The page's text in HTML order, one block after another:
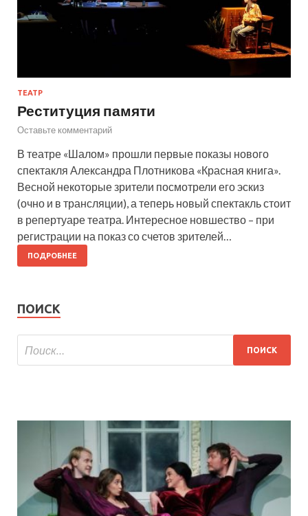
ТЕАТР
Реституция памяти
Оставьте комментарий
В театре «Шалом» прошли первые показы нового
спектакля Александра Плотникова «Красная книга».
Весной некоторые зрители посмотрели его эскиз
(очно и в трансляции), а теперь новый спектакль стоит
в репертуаре театра. Интересное новшество – при
регистрации на показ со счетов зрителей…
ПОДРОБНЕЕ
ПОИСК